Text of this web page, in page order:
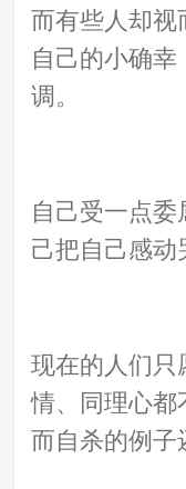
而有些人却
自己的小确
调。
自己受一点
己把自己感动
现在的人们
情、同理心
而自杀的例子